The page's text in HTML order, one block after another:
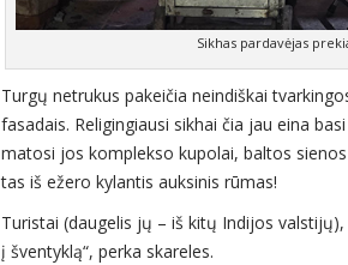
Sikhas pardavėjas
Turgų netrukus pakeičia neindiškai
fasadais. Religingiausi sikhai čia jau eina
matosi jos komplekso kupolai, baltos
tas iš ežero kylantis auksinis rūmas!
Turistai (daugelis jų – iš kitų Indijos
į šventyklą“, perka skareles.